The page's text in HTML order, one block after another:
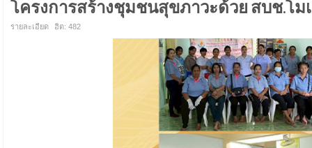
โครงการสร้างชุมชนสุขภาวะด้วย สบช.โ
รายละเอียด ฮิต: 482